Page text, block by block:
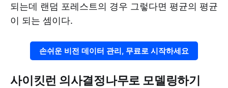
되는데 랜덤 포레스트의 경우 그렇다면 평균의 평균
이 되는 셈이다.
손쉬운 비전 데이터 관리, 무료로 시작하세요
사이킷런 의사결정나무로 모델링하기